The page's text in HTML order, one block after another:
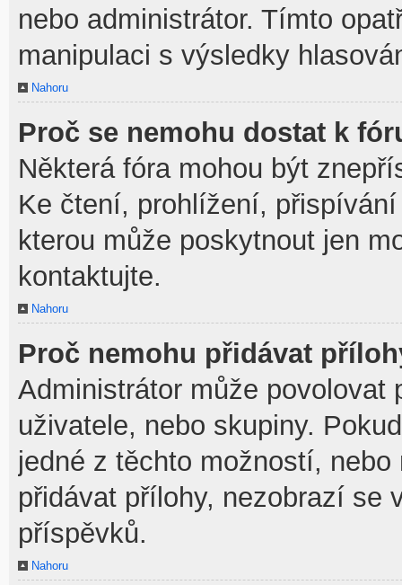
nebo administrátor. Tímto
manipulaci s výsledky
Nahoru
Proč se nemohu dostat k
Některá fóra mohou být
Ke čtení, prohlížení,
kterou může poskytnout jen
kontaktujte.
Nahoru
Proč nemohu přidávat
Administrátor může povolovat
uživatele, nebo skupiny.
jedné z těchto možností,
přidávat přílohy, nezobrazí se
příspěvků.
Nahoru